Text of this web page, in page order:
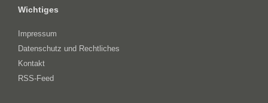
Wichtiges
Impressum
Datenschutz und Rechtliches
Kontakt
RSS-Feed